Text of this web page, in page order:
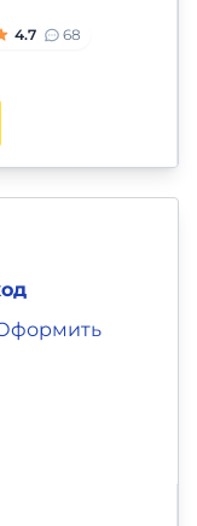
4.7 68